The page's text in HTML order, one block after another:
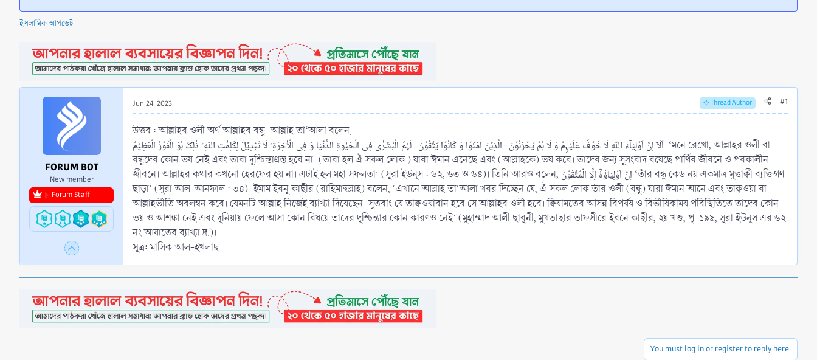
r
e
d
s
t
a
r
a
d
a
t
e
ইসলামিক আপডেট
FORUM BOT
New member
Forum Staff
Jun 24, 2023 Thread Author #1
উত্তর : আল্লাহর ওলী অর্থ আল্লাহর বন্ধু। আল্লাহ তা‘আলা বলেন,
اَلَاۤ اِنَّ اَوۡلِیَآءَ اللّٰہِ لَا خَوۡفٌ عَلَیۡہِمۡ وَ لَا ہُمۡ یَحۡزَنُوۡنَ- الَّذِیۡنَ اٰمَنُوۡا وَ کَانُوۡا یَتَّقُوۡنَ- لَہُمُ الۡبُشۡرٰی فِی الۡحَیٰوۃِ الدُّنۡیَا وَ فِی الۡاٰخِرَۃِ ؕ لَا تَبۡدِیۡلَ لِکَلِمٰتِ اللّٰہِ ؕ ذٰلِکَ ہُوَ الۡفَوۡزُ الۡعَظِیۡمُ. ‘মনে রেখো, আল্লাহর ওলী বা
বন্ধুদের কোন ভয় নেই এবং তারা দুশ্চিন্তাগ্রস্ত হবে না। (তারা হল ঐ সকল লোক ) যারা ঈমান এনেছে এবং (আল্লাহকে) ভয় করে। তাদের জন্য সুসংবাদ রয়েছে পার্থিব জীবনে ও পরকালীন
জীবনে। আল্লাহর কথার কখনো হেরফের হয় না। এটাই হল মহা সফলতা’ (সূরা ইউনুস : ৬২, ৬৩ ও ৬৪)। তিনি আরও বলেন, اِنۡ اَوۡلِیَآؤُہٗۤ اِلَّا الۡمُتَّقُوۡنَ ‘তাঁর বন্ধু কেউ নয় একমাত্র মুত্তাক্বী ব্যক্তিগণ
ছাড়া’ (সূরা আল-আনফাল : ৩৪)। ইমাম ইবনু কাছীর (রাহিমাহুল্লাহ) বলেন, ‘এখানে আল্লাহ তা‘আলা খবর দিচ্ছেন যে, ঐ সকল লোক তাঁর ওলী (বন্ধু) যারা ঈমান আনে এবং তাক্বওয়া বা
আল্লাহভীতি অবলম্বন করে। যেমনটি আল্লাহ নিজেই ব্যাখ্যা দিয়েছেন। সুতরাং যে তাক্বওয়াবান হবে সে আল্লাহর ওলী হবে। ক্বিয়ামতের আসন্ন বিপর্যয় ও বিভীষিকাময় পরিস্থিতিতে তাদের কোন
ভয় ও আশঙ্কা নেই এবং দুনিয়ায় ফেলে আসা কোন বিষয়ে তাদের দুশ্চিন্তার কোন কারণও নেই’ (মুহাম্মাদ আলী ছাবূনী, মুখতাছার তাফসীরে ইবনে কাছীর, ২য় খণ্ড, পৃ. ১৯৯, সূরা ইউনুস এর ৬২
নং আয়াতের ব্যাখ্যা দ্র.)।
সূত্র:মাসিক আল-ইখলাছ।
You must log in or register to reply here.